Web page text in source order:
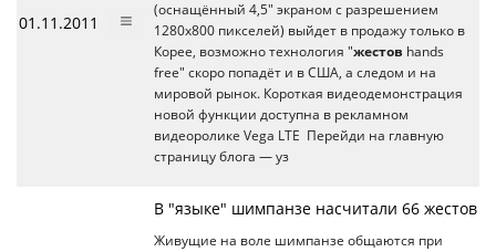
01.11.2011
(оснащённый 4,5" экраном с разрешением
1280х800 пикселей) выйдет в продажу только в
Корее, возможно технология "жестов hands
free" скоро попадёт и в США, а следом и на
мировой рынок. Короткая видеодемонстрация
новой функции доступна в рекламном
видеоролике Vega LTE Перейди на главную
страницу блога — уз
В "языке" шимпанзе насчитали 66 жестов
Живущие на воле шимпанзе общаются при